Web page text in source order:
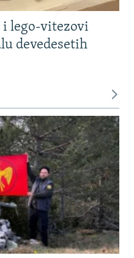
i lego-vitezovi
devedesetih